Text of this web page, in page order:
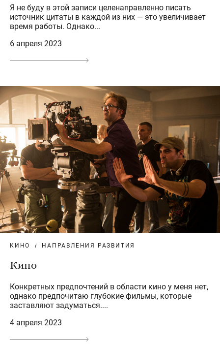
Я не буду в этой записи целенаправленно писать
источник цитаты в каждой из них — это увеличивает
время работы. Однако...
6 апреля 2023
КИНО НАПРАВЛЕНИЯ РАЗВИТИЯ
Кино
Конкретных предпочтений в области кино у меня нет,
однако предпочитаю глубокие фильмы, которые
заставляют задуматься....
4 апреля 2023